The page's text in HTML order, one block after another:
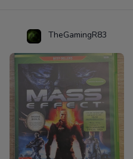
TheGamingR83